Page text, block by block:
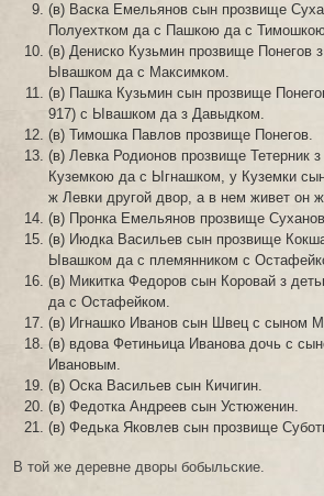
(в) Васка Емельянов сын прозвище
Полуехтком да с Пашкою да с
(в) Дениско Кузьмин прозвище Понегов
Ывашком да с Максимком.
(в) Пашка Кузьмин сын прозвище
917) с Ывашком да з Давыдком.
(в) Тимошка Павлов прозвище Понегов.
(в) Левка Родионов прозвище Тетерник
Куземкою да с Ыгнашком, у Куземки
ж Левки другой двор, а в нем живет он
(в) Пронка Емельянов прозвище
(в) Июдка Васильев сын прозвище
Ывашком да с племянником с
(в) Микитка Федоров сын Коровай з
да с Остафейком.
(в) Игнашко Иванов сын Швец с сыном
(в) вдова Фетиньица Иванова дочь с
Ивановым.
(в) Оска Васильев сын Кичигин.
(в) Федотка Андреев сын Устюженин.
(в) Федька Яковлев сын прозвище
В той же деревне дворы бобыльские.